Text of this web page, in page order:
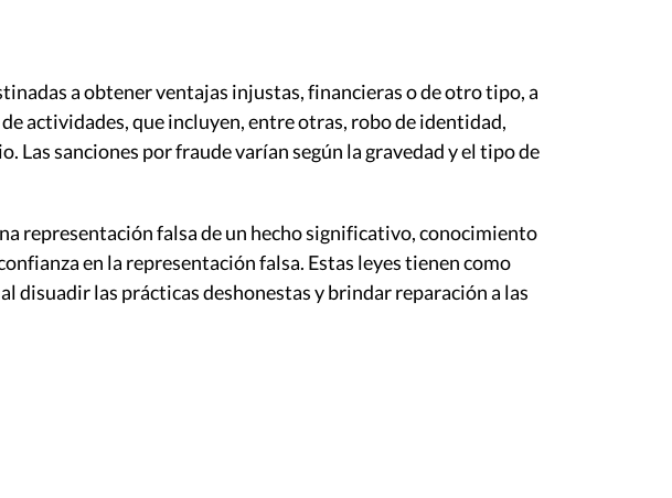
a obtener ventajas injustas, financieras o de otro tipo, a
actividades, que incluyen, entre otras, robo de identidad,
sanciones por fraude varían según la gravedad y el tipo de
representación falsa de un hecho significativo, conocimiento
en la representación falsa. Estas leyes tienen como
disuadir las prácticas deshonestas y brindar reparación a las